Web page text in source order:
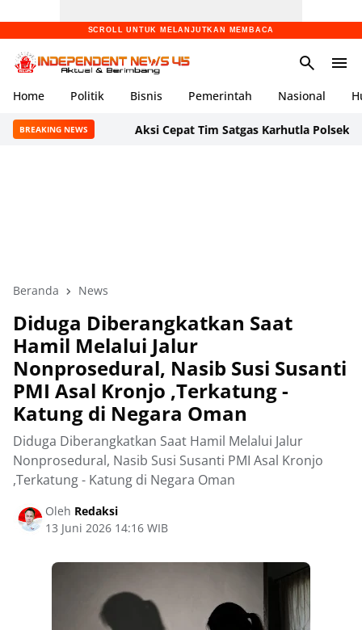
SCROLL UNTUK MELANJUTKAN MEMBACA
Home Politik Bisnis Pemerintah Nasional
BREAKING NEWSAksi Cepat Tim Satgas Karhutla Polsek Cikande
Beranda News
Diduga Diberangkatkan Saat
Hamil Melalui Jalur
Nonprosedural, Nasib Susi Susanti
PMI Asal Kronjo ,Terkatung -
Katung di Negara Oman
Diduga Diberangkatkan Saat Hamil Melalui Jalur
Nonprosedural, Nasib Susi Susanti PMI Asal Kronjo
,Terkatung - Katung di Negara Oman
Oleh Redaksi
13 Juni 2026 14:16 WIB